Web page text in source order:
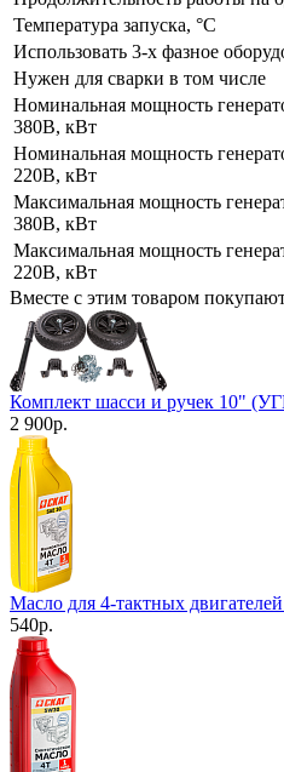
Температура запуска, °С
Использовать 3-х фазное
Нужен для сварки в том числе
Номинальная мощность
380В, кВт
Номинальная мощность
220В, кВт
Максимальная мощность
380В, кВт
Максимальная мощность
220В, кВт
Вместе с этим товаром
Комплект шасси и ручек 10"
2 900р.
Масло для 4-тактных
540р.